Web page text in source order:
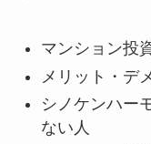
マンション投
メリット・デ
シノケンハー
ない人